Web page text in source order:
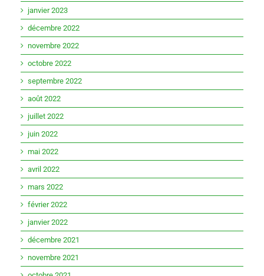
janvier 2023
décembre 2022
novembre 2022
octobre 2022
septembre 2022
août 2022
juillet 2022
juin 2022
mai 2022
avril 2022
mars 2022
février 2022
janvier 2022
décembre 2021
novembre 2021